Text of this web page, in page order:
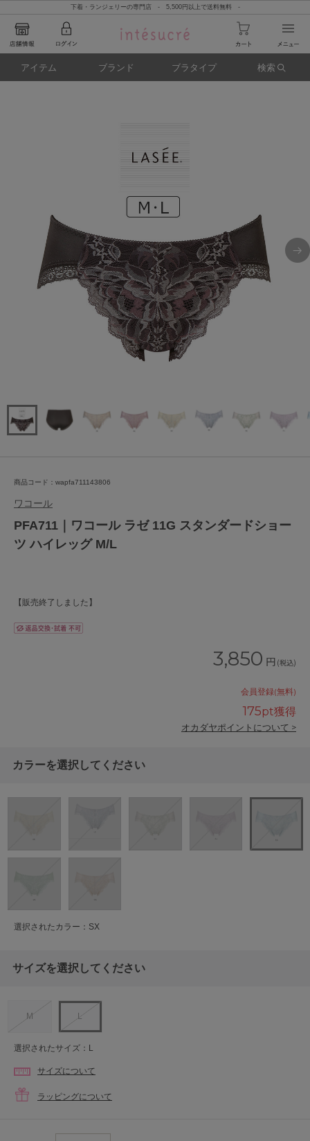
下着・ランジェリーの専門店 - 5,500円以上で送料無料 -
アイテム ブランド ブラタイプ 検索
商品コード：wapfa711143806
ワコール
PFA711｜ワコール ラゼ 11G スタンダードショー
ツ ハイレッグ M/L
【販売終了しました】
3,850 円 (税込)
会員登録(無料)
175pt獲得
オカダヤポイントについて >
カラーを選択してください
選択されたカラー：SX
サイズを選択してください
M L
選択されたサイズ：L
サイズについて
ラッピングについて